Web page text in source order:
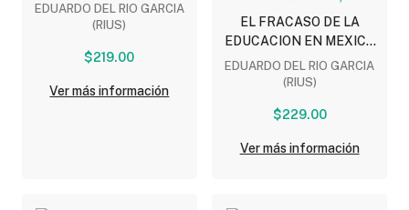
EDUARDO DEL RIO GARCIA
(RIUS)
$219.00
Ver más información
EL FRACASO DE LA
EDUCACION EN MEXICO
(EDICION CORREGIDA Y
AUMENTADA)
EDUARDO DEL RIO GARCIA
(RIUS)
$229.00
Ver más información